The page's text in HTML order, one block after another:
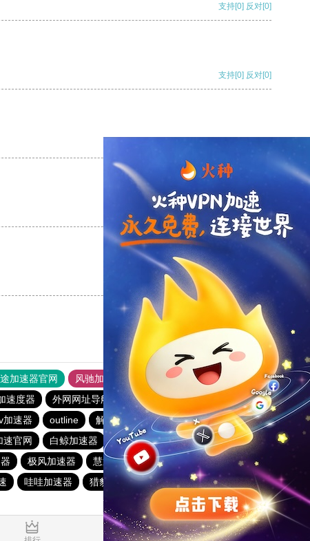
支持[0] 反对[0]
支持[0] 反对[0]
支持 [0] 反对 [0]
支持
加速器官网 风驰加速器
旋风加速器
速度器 外网网址导航 软件中心 雷霆加速
狂飙加速器
加速器 outline 解锁机 慧通下载站
红海pro加速器
速官网 白鲸加速器 原子加速器
快橙加速器
极风加速器 慧通下载站 极风加速器
暴雪加速器
哇哇加速器 猎豹加速器 gkd加速器
荔枝加速器